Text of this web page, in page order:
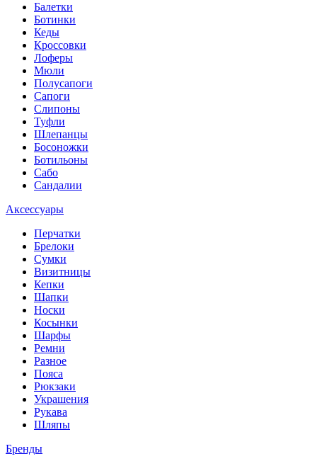
Балетки
Ботинки
Кеды
Кроссовки
Лоферы
Мюли
Полусапоги
Сапоги
Слипоны
Туфли
Шлепанцы
Босоножки
Ботильоны
Сабо
Сандалии
Аксессуары
Перчатки
Брелоки
Сумки
Визитницы
Кепки
Шапки
Носки
Косынки
Шарфы
Ремни
Разное
Пояса
Рюкзаки
Украшения
Рукава
Шляпы
Бренды